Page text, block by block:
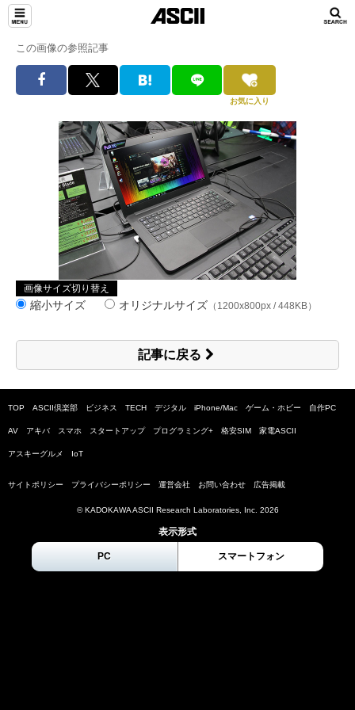
この画像の参照記事
お気に入り
画像サイズ切り替え
縮小サイズ オリジナルサイズ （1200x800px / 448KB）
記事に戻る
TOP ASCII倶楽部 ビジネス TECH デジタル iPhone/Mac ゲーム・ホビー 自作PC
AV アキバ スマホ スタートアップ プログラミング+ 格安SIM 家電ASCII
アスキーグルメ IoT
サイトポリシー プライバシーポリシー 運営会社 お問い合わせ 広告掲載
© KADOKAWA ASCII Research Laboratories, Inc. 2026
表示形式
PC スマートフォン